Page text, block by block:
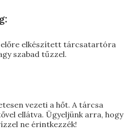
előre elkészített tárcsatartóra
szabad tűzzel.
vezeti a hőt. A tárcsa
ellátva. Ügyeljünk arra, hogy
ne érintkezzék!